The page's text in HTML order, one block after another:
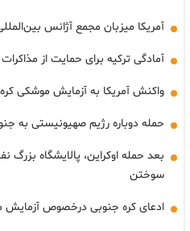
آمریکا میزبان مجمع آژانس
آمادگی ترکیه برای حمایت از مذاکرات
واکنش آمریکا به آزمایش موشکی
حمله دوباره رژیم صهیونیستی به
بعد حمله اوکراین، پالایشگاه
سوختن
ادعای کره جنوبی درخصوص آزمایش